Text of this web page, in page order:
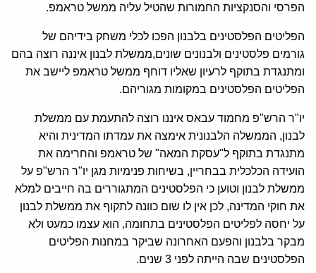
הפרסי והסנקציות החמורות שהטיל עליה ממשל טראמפ.
הפליטים הפלסטינים בלבנון הפכו לכלי משחק בידיהם של
גורמים פלסטינים ולבנונים שונים,ממשלת לבנון איננה רוצה בהם
ומתנגדת בתוקף לרעיון שאליו דוחף ממשל טראמפ ליישב את
הפליטים הפלסטינים במקומות מגוריהם.
יו"ר הרש"פ מחמוד עבאס איננו רוצה להתעמת עם ממשלת
לבנון, הממשלה הלבנונית אימצה את עמדתו המדינית והיא
מתנגדת בתוקף ל"עסקת המאה" של טראמפ והחרימה את
הועידה הכלכלית בבחריין, בשיחות פנימיות מגן יו"ר הרש"פ על
ממשלת לבנון וטוען כי הפלסטינים המתגוררים בה חייבים למלא
את חוקי המדינה, לכן אין לו שום כוונה לתקוף את ממשלת לבנון
על יחסה לפליטים הפלסטינים בתחומה, הוא עצמו כמעט ולא
מבקר בלבנון והפעם האחרונה שביקר במחנות הפליטים
הפלסטינים שבה הייתה לפני 3 שנים.